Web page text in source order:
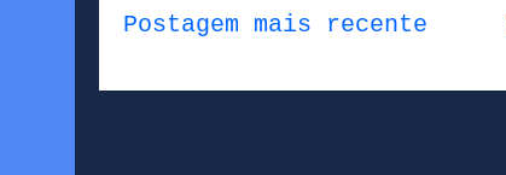
Postagem mais recente